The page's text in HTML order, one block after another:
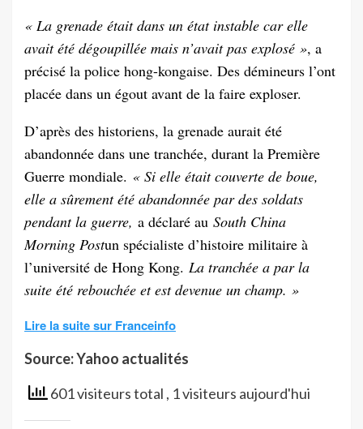
« La grenade était dans un état instable car elle
avait été dégoupillée mais n’avait pas explosé », a
précisé la police hong-kongaise. Des démineurs l’ont
placée dans un égout avant de la faire exploser.
D’après des historiens, la grenade aurait été
abandonnée dans une tranchée, durant la Première
Guerre mondiale. « Si elle était couverte de boue,
elle a sûrement été abandonnée par des soldats
pendant la guerre, a déclaré au South China
Morning Postun spécialiste d’histoire militaire à
l’université de Hong Kong. La tranchée a par la
suite été rebouchée et est devenue un champ. »
Lire la suite sur Franceinfo
Source: Yahoo actualités
601 visiteurs total , 1 visiteurs aujourd'hui